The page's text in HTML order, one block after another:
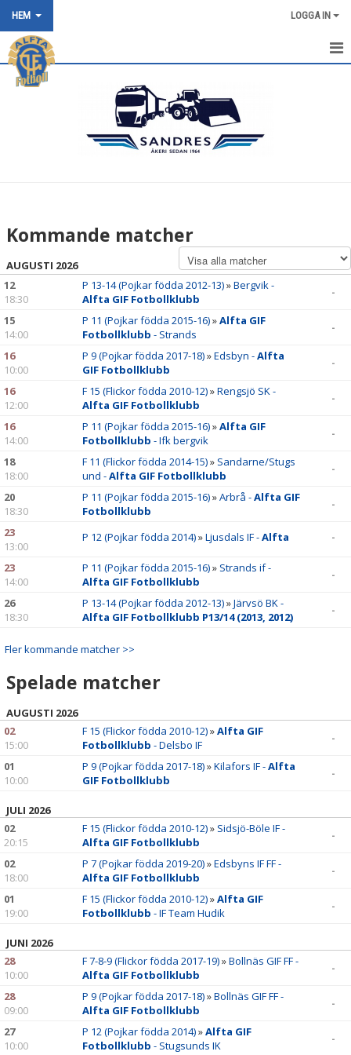
HEM LOGGA IN
HEM
DOKUMENT
VÅRA LAG/TRÄNARE
MATCHER
Kommande matcher
AUGUSTI 2026
12
18:30
P 13-14 (Pojkar födda 2012-13)»Bergvik -
Alfta GIF Fotbollklubb
-
15
14:00
P 11 (Pojkar födda 2015-16)»Alfta GIF
Fotbollklubb - Strands
-
16
10:00
P 9 (Pojkar födda 2017-18)»Edsbyn -Alfta
GIF Fotbollklubb
-
16
12:00
F 15 (Flickor födda 2010-12)»Rengsjö SK -
Alfta GIF Fotbollklubb
-
16
14:00
P 11 (Pojkar födda 2015-16)»Alfta GIF
Fotbollklubb - Ifk bergvik
-
18
18:00
F 11 (Flickor födda 2014-15)» Sandarne/Stugs
und -Alfta GIF Fotbollklubb
-
20
18:30
P 11 (Pojkar födda 2015-16)»Arbrå -Alfta GIF
Fotbollklubb
-
23
13:00
P 12 (Pojkar födda 2014)»Ljusdals IF -Alfta -
23
14:00
P 11 (Pojkar födda 2015-16)» Strands if -
Alfta GIF Fotbollklubb
-
26
18:30
P 13-14 (Pojkar födda 2012-13)»Järvsö BK -
Alfta GIF Fotbollklubb P13/14 (2013, 2012)
-
Fler kommande matcher >>
Spelade matcher
AUGUSTI 2026
02
15:00
F 15 (Flickor födda 2010-12)»Alfta GIF
Fotbollklubb - Delsbo IF
-
01
10:00
P 9 (Pojkar födda 2017-18)»Kilafors IF -Alfta
GIF Fotbollklubb
-
JULI 2026
02
20:15
F 15 (Flickor födda 2010-12)» Sidsjö-Böle IF -
Alfta GIF Fotbollklubb
-
02
18:00
P 7 (Pojkar födda 2019-20)»Edsbyns IF FF -
Alfta GIF Fotbollklubb
-
01
19:00
F 15 (Flickor födda 2010-12)»Alfta GIF
Fotbollklubb - IF Team Hudik -
JUNI 2026
28
10:00
F 7-8-9 (Flickor födda 2017-19)»Bollnäs GIF FF -
Alfta GIF Fotbollklubb
-
28
09:00
P 9 (Pojkar födda 2017-18)»Bollnäs GIF FF -
Alfta GIF Fotbollklubb
-
27
10:00
P 12 (Pojkar födda 2014)»Alfta GIF
Fotbollklubb - Stugsunds IK -